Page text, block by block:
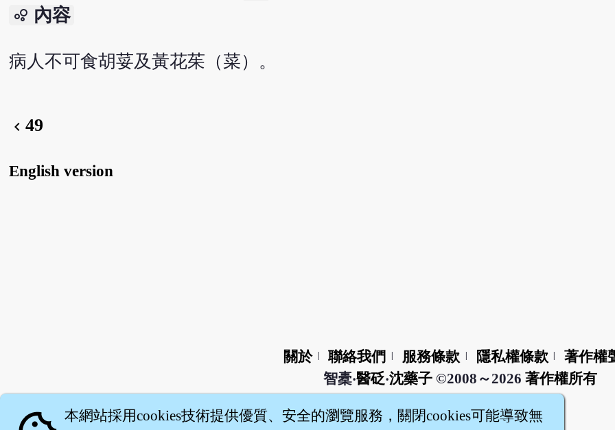
bubble_chart 內容
病人不可食胡荽及黃花茱（菜）。
chevron_left 49
English version
關於 聯絡我們 服務條款 隱私權條款
著作權
智橐‧醫砭‧沈藥子©2008～2026 著作權所有
本網站採用cookies技術提供優質、安全的瀏覽服務，關閉cookies可能導致無